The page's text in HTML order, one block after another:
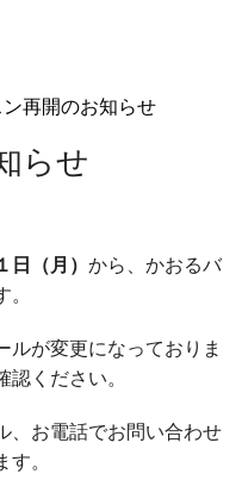
ン再開のお知らせ
らせ
日（月） から、かおるバ
ルが変更になっておりま
ください。
、お電話でお問い合わせ
。